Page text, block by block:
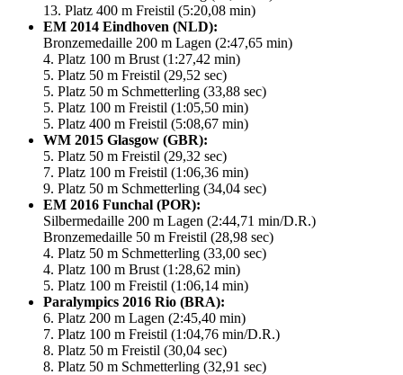
13. Platz 400 m Freistil (5:20,08 min)
EM 2014 Eindhoven (NLD):
Bronzemedaille 200 m Lagen (2:47,65 min)
4. Platz 100 m Brust (1:27,42 min)
5. Platz 50 m Freistil (29,52 sec)
5. Platz 50 m Schmetterling (33,88 sec)
5. Platz 100 m Freistil (1:05,50 min)
5. Platz 400 m Freistil (5:08,67 min)
WM 2015 Glasgow (GBR):
5. Platz 50 m Freistil (29,32 sec)
7. Platz 100 m Freistil (1:06,36 min)
9. Platz 50 m Schmetterling (34,04 sec)
EM 2016 Funchal (POR):
Silbermedaille 200 m Lagen (2:44,71 min/D.R.)
Bronzemedaille 50 m Freistil (28,98 sec)
4. Platz 50 m Schmetterling (33,00 sec)
4. Platz 100 m Brust (1:28,62 min)
5. Platz 100 m Freistil (1:06,14 min)
Paralympics 2016 Rio (BRA):
6. Platz 200 m Lagen (2:45,40 min)
7. Platz 100 m Freistil (1:04,76 min/D.R.)
8. Platz 50 m Freistil (30,04 sec)
8. Platz 50 m Schmetterling (32,91 sec)